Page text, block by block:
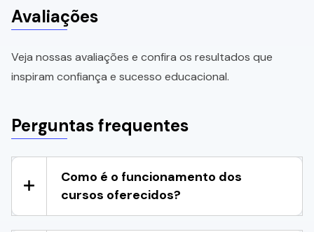
Avaliações
Veja nossas avaliações e confira os resultados que
inspiram confiança e sucesso educacional.
Perguntas frequentes
Como é o funcionamento dos
cursos oferecidos?